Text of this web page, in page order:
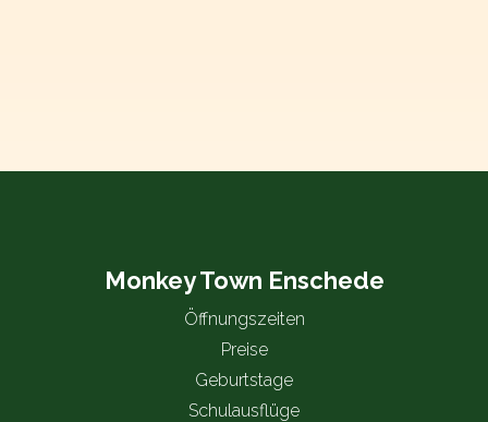
Monkey Town Enschede
Öffnungszeiten
Preise
Geburtstage
Schulausflüge